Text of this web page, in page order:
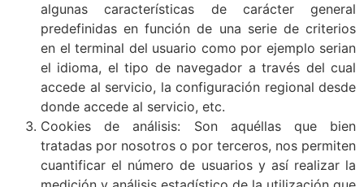
algunas características de carácter general
predefinidas en función de una serie de criterios
en el terminal del usuario como por ejemplo serian
el idioma, el tipo de navegador a través del cual
accede al servicio, la configuración regional desde
donde accede al servicio, etc.
Cookies de análisis: Son aquéllas que bien
tratadas por nosotros o por terceros, nos permiten
cuantificar el número de usuarios y así realizar la